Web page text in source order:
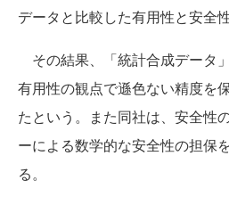
データと比較した有用性と安全
その結果、「統計合成データ
有用性の観点で遜色ない精度を
たという。また同社は、安全性
ーによる数学的な安全性の担保
る。